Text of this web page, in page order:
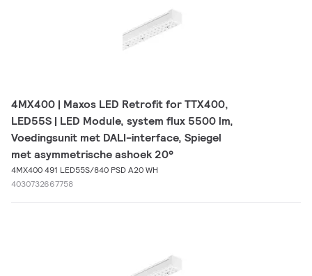
4MX400 | Maxos LED Retrofit for TTX400,
LED55S | LED Module, system flux 5500 lm,
Voedingsunit met DALI-interface, Spiegel
met asymmetrische ashoek 20°
4MX400 491 LED55S/840 PSD A20 WH
4030732667758